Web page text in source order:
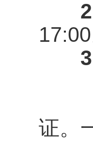
（1
（2
证。
（3